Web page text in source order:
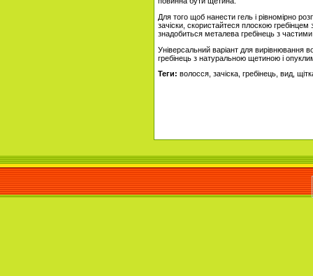
Для того щоб нанести гель і рівномірно
зачіски, скористайтеся плоскою
знадобиться металева гребінець з
Універсальний варіант для вирівнювання
гребінець з натуральною щетиною і
Теги: волосся, зачіска, гребінець, вид,